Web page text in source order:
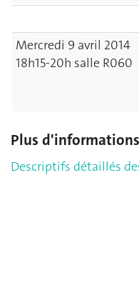
Mercredi 9 avril 2014
18h15-20h salle R060
Plus d'informations
Descriptifs détaillés